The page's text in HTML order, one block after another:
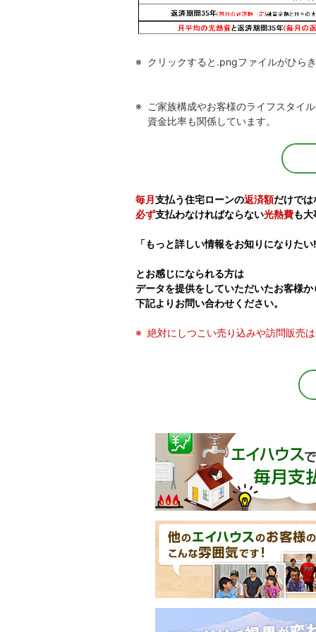
クリックすると.pngファイルがひら
ご家族構成やお客様のライフスタイ
資金比率も関係しています。
毎月支払う住宅ローンの返済額だけでは
必ず支払わなければならない光熱費も
「もっと詳しい情報をお知りになりた
とお感じになられる方は
データを提供をしていただいたお客様
下記よりお問い合わせください。
絶対にしつこい売り込みや訪問販売